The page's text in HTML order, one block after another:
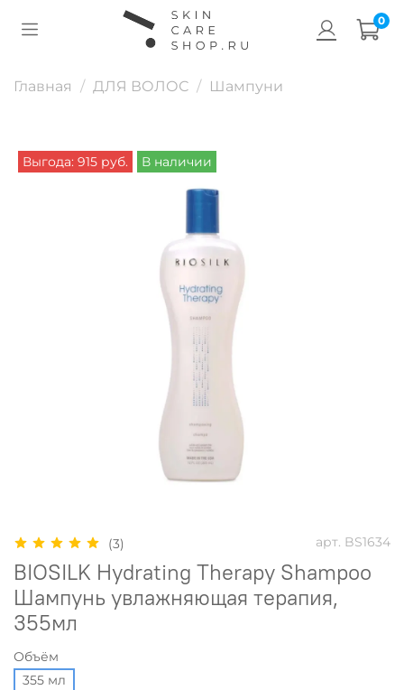
0
Главная ДЛЯ ВОЛОС Шампуни
Выгода: 915 руб. В наличии
(3) арт. BS1634
BIOSILK Hydrating Therapy Shampoo
Шампунь увлажняющая терапия,
355мл
Объём
355 мл